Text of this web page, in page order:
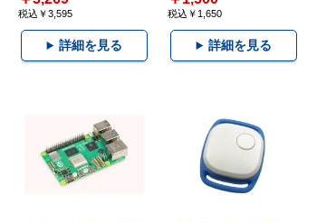
税込￥3,595
詳細を見る
税込￥1,650
詳細を見る